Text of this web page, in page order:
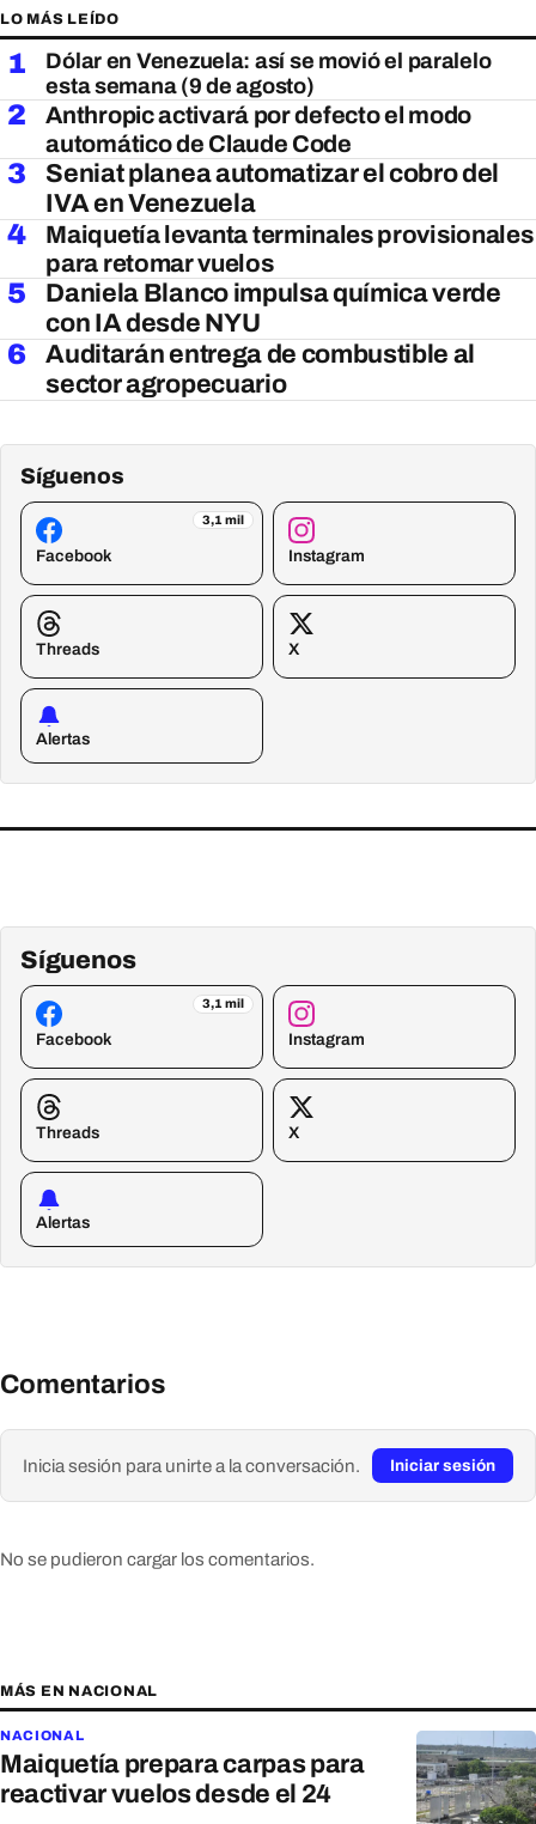
LO MÁS LEÍDO
1
Dólar en Venezuela: así se movió el paralelo
esta semana (9 de agosto)
2
Anthropic activará por defecto el modo
automático de Claude Code
3
Seniat planea automatizar el cobro del
IVA en Venezuela
4
Maiquetía levanta terminales provisionales
para retomar vuelos
5
Daniela Blanco impulsa química verde
con IA desde NYU
6
Auditarán entrega de combustible al
sector agropecuario
Síguenos
3,1 mil
Facebook Instagram
Threads X
Alertas
Síguenos
3,1 mil
Facebook Instagram
Threads X
Alertas
Comentarios
Inicia sesión para unirte a la conversación. Iniciar sesión
No se pudieron cargar los comentarios.
MÁS EN NACIONAL
NACIONAL
Maiquetía prepara carpas para
reactivar vuelos desde el 24